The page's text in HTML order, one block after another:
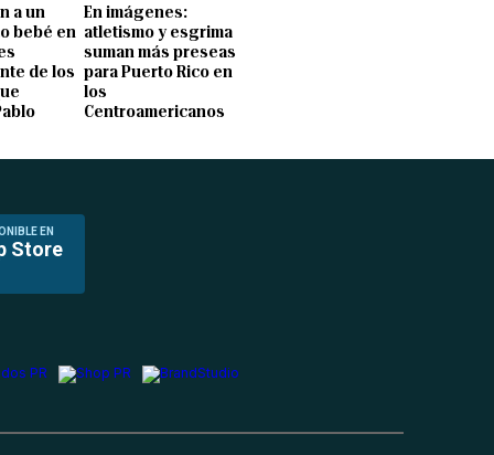
a un
bebé en
de los
En imágenes:
atletismo y esgrima
suman más preseas
para Puerto Rico en
los
Centroamericanos
EN
Store